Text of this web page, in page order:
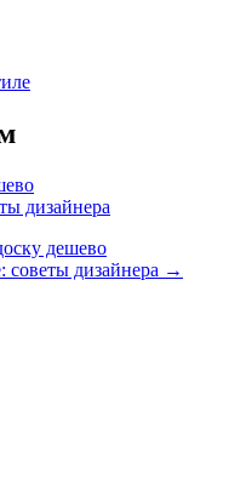
дизайнера
дешево
советы дизайнера →